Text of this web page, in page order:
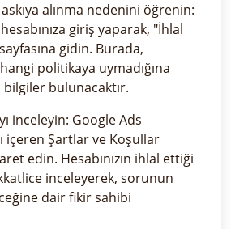
askıya alınma nedenini öğrenin:
giriş yaparak, "İhlal
gidin. Burada,
hangi politikaya uymadığına
bilgiler bulunacaktır.
inceleyin: Google Ads
içeren Şartlar ve Koşullar
edin. Hesabınızın ihlal ettiği
inceleyerek, sorunun
dair fikir sahibi